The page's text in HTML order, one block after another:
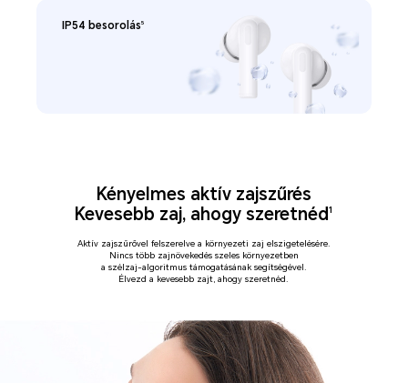
IP54 besorolás5
Kényelmes aktív zajszűrés
Kevesebb zaj, ahogy szeretnéd1
Aktív zajszűrővel felszerelve a környezeti zaj elszigetelésére.
Nincs több zajnövekedés szeles környezetben
a szélzaj-algoritmus támogatásának segítségével.
Élvezd a kevesebb zajt, ahogy szeretnéd.